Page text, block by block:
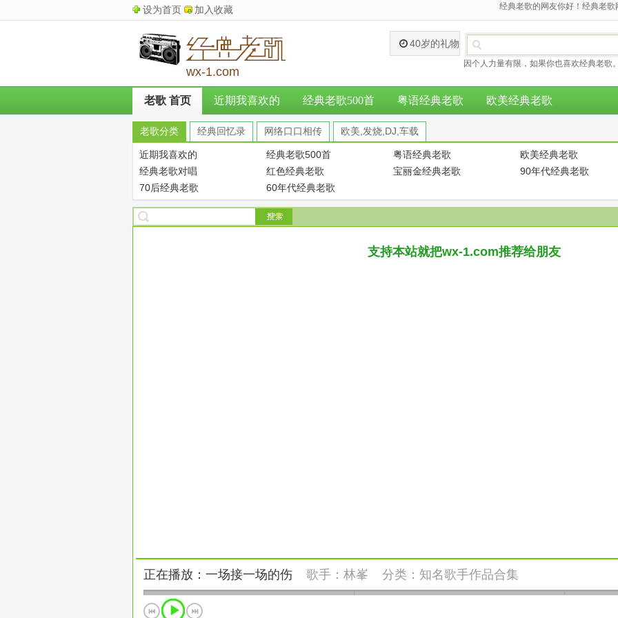
设为首页 加入收藏 经典老歌的网友你好！经典老
wx-1.com
40岁的礼物
因个人力量有限，如果你也喜欢经典老歌
老歌 首页 近期我喜欢的 经典老歌500首 粤语经典老歌 欧美经典老歌
老歌分类 经典回忆录 网络口口相传 欧美,发烧,DJ,车载
近期我喜欢的 经典老歌500首 粤语经典老歌 欧美经典老歌
经典老歌对唱
红色经典老歌 宝丽金经典老歌 90年代经典老歌
70后经典老歌
60年代经典老歌
支持本站就把wx-1.com推荐给朋友
正在播放：一场接一场的伤 歌手： 林峯 分类： 知名歌手作品合集